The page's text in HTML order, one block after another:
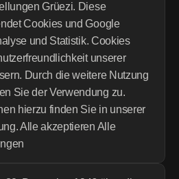
Grüezi. Diese
Cookies und Google
und Statistik. Cookies
unserer
Durch die weitere Nutzung
Sie der Verwendung zu.
hierzu finden Sie in unserer
Alle akzeptieren Alle